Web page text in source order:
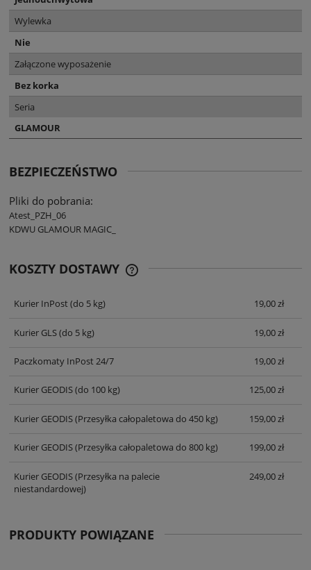
Wylewka
Nie
Załączone wyposażenie
Bez korka
Seria
GLAMOUR
BEZPIECZEŃSTWO
Pliki do pobrania:
Atest_PZH_06
KDWU GLAMOUR MAGIC_
KOSZTY DOSTAWY
Kurier InPost(do 5 kg) 19,00 zł
Kurier GLS(do 5 kg) 19,00 zł
Paczkomaty InPost 24/7 19,00 zł
Kurier GEODIS(do 100 kg) 125,00 zł
Kurier GEODIS(Przesyłka całopaletowa do 450 kg) 159,00 zł
Kurier GEODIS(Przesyłka całopaletowa do 800 kg) 199,00 zł
Kurier GEODIS(Przesyłka na palecie
niestandardowej)
249,00 zł
PRODUKTY POWIĄZANE